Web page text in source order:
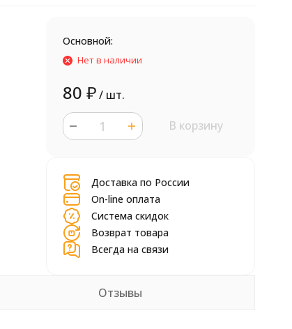
Основной:
Нет в наличии
80 ₽/ шт.
В корзину
Доставка по России
On-line оплата
Система скидок
Возврат товара
Всегда на связи
Отзывы